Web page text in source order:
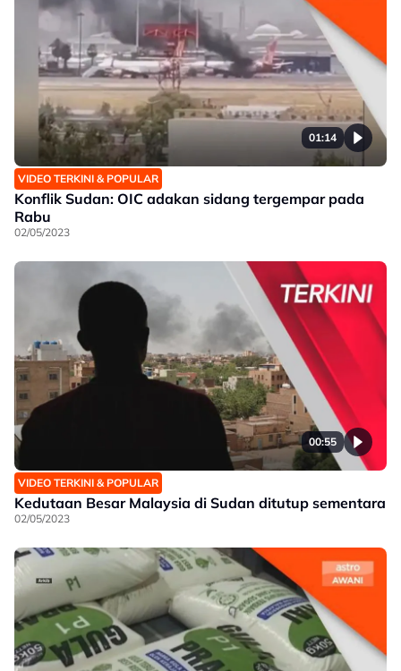
01:14
VIDEO TERKINI & POPULAR
Konflik Sudan: OIC adakan sidang tergempar pada
Rabu
02/05/2023
00:55
VIDEO TERKINI & POPULAR
Kedutaan Besar Malaysia di Sudan ditutup sementara
02/05/2023